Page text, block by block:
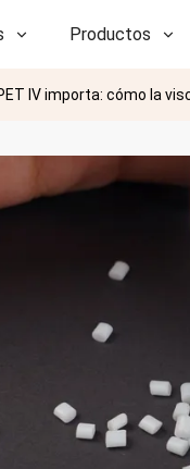
Productos
IV importa: cómo la